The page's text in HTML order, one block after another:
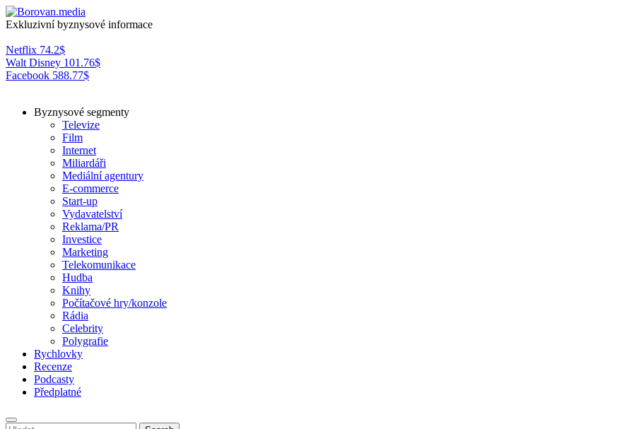
Exkluzivní byznysové informace
Netflix 74.2$
Walt Disney 101.76$
Facebook 588.77$
Byznysové segmenty
Televize
Film
Internet
Miliardáři
Mediální agentury
E-commerce
Start-up
Vydavatelství
Reklama/PR
Investice
Marketing
Telekomunikace
Hudba
Knihy
Počítačové hry/konzole
Rádia
Celebrity
Polygrafie
Rychlovky
Recenze
Podcasty
Předplatné